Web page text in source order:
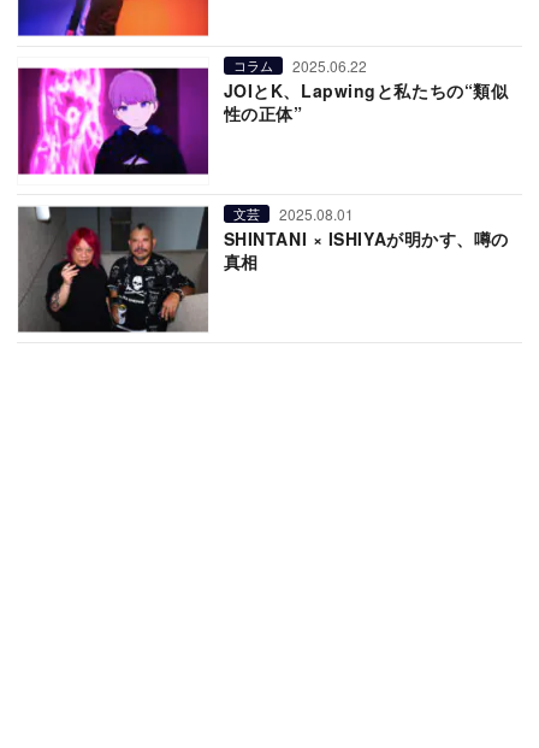
コラム 2025.06.22
JOIとK、Lapwingと私たちの“類似
性の正体”
文芸 2025.08.01
SHINTANI × ISHIYAが明かす、噂の
真相